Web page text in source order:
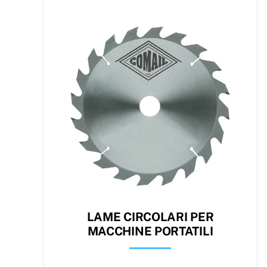
LAME CIRCOLARI PER
MACCHINE PORTATILI